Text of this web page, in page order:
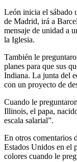
León inicia el sábado
de Madrid, irá a
mensaje de unidad a
la Iglesia.
También le
planes para que sus
Indiana. La junta del
con un proyecto de
Cuando le
Illinois, el papa,
escala salarial”.
En otros comentarios
Estados Unidos en el
colores cuando le